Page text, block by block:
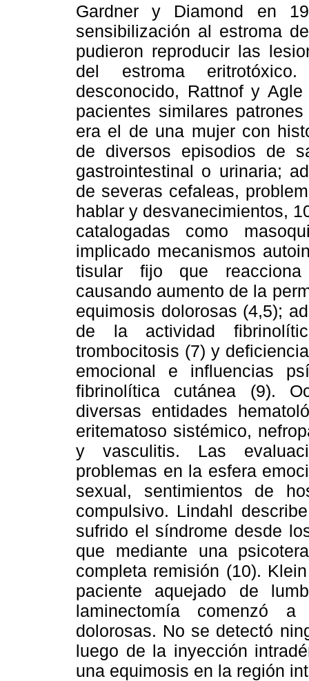
Gardner y Diamond en
sensibilización al estroma
pudieron reproducir las
del estroma
desconocido, Rattnof y
pacientes similares
era el de una mujer con
de diversos episodios de
gastrointestinal o urinaria;
de severas cefaleas,
hablar y desvanecimientos,
catalogadas como
implicado mecanismos
tisular fijo que reacciona
causando aumento de la
equimosis dolorosas (4,5);
de la actividad
trombocitosis (7) y
emocional e influencias
fibrinolítica cutánea (9).
diversas entidades
eritematoso sistémico,
y vasculitis. Las
problemas en la esfera
sexual, sentimientos de
compulsivo. Lindahl
sufrido el síndrome desde
que mediante una
completa remisión (10).
paciente aquejado de
laminectomía comenzó
dolorosas. No se detectó
luego de la inyección
una equimosis en la región